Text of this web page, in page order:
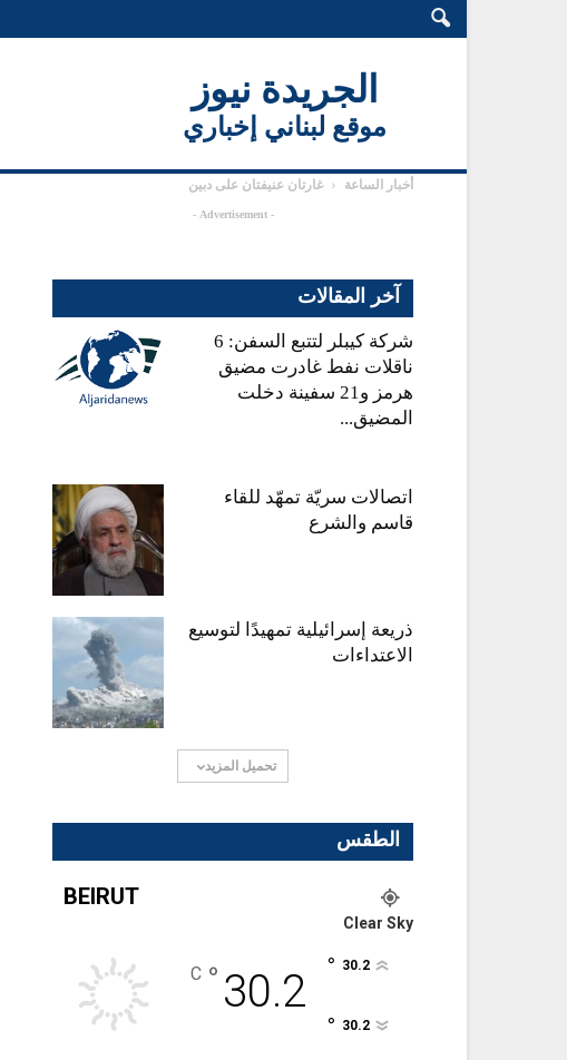
الجريدة نيوز
موقع لبناني إخباري
أخبار الساعة غارتان عنيفتان على دبين
- Advertisement -
آخر المقالات
شركة كيبلر لتتبع السفن: 6
ناقلات نفط غادرت مضيق
هرمز و21 سفينة دخلت
المضيق...
اتصالات سريّة تمهّد للقاء
قاسم والشرع
ذريعة إسرائيلية تمهيدًا لتوسيع
الاعتداءات
تحميل المزيد
الطقس
BEIRUT
Clear Sky
30.2
°
C 30.2
°
30.2
°